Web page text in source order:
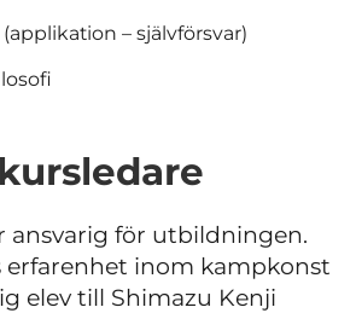
– självförsvar)
filosofi
ansvarig för utbildningen.
erfarenhet inom kampkonst
elev till Shimazu Kenji